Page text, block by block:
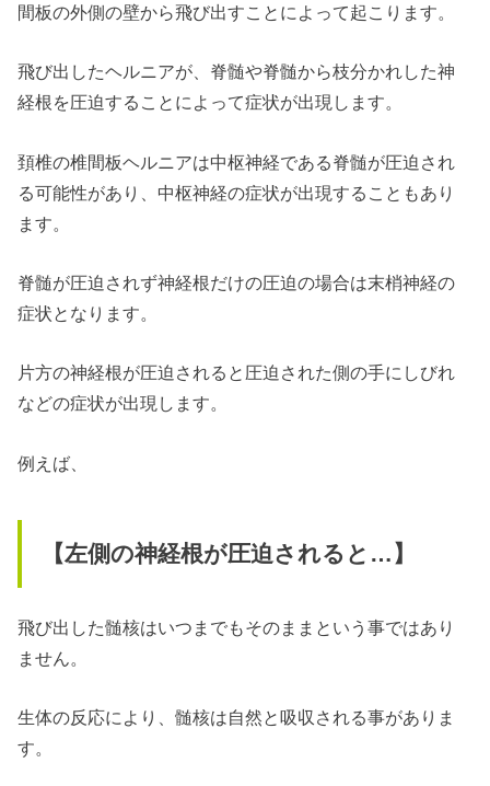
間板の外側の壁から飛び出すことによって起こります。
飛び出したヘルニアが、脊髄や脊髄から枝分かれした神
経根を圧迫することによって症状が出現します。
頚椎の椎間板ヘルニアは中枢神経である脊髄が圧迫され
る可能性があり、中枢神経の症状が出現することもあり
ます。
脊髄が圧迫されず神経根だけの圧迫の場合は末梢神経の
症状となります。
片方の神経根が圧迫されると圧迫された側の手にしびれ
などの症状が出現します。
例えば、
【左側の神経根が圧迫されると…】
飛び出した髄核はいつまでもそのままという事ではあり
ません。
生体の反応により、髄核は自然と吸収される事がありま
す。